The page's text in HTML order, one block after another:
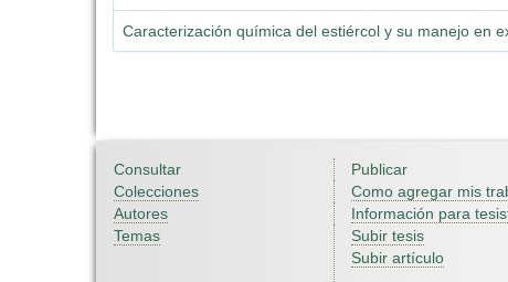
Caracterización química del estiércol y su manejo en
Consultar
Colecciones
Autores
Temas
Publicar
Como agregar mis
Información para
Subir tesis
Subir artículo